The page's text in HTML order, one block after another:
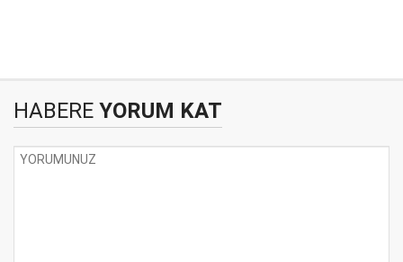
HABERE YORUM KAT